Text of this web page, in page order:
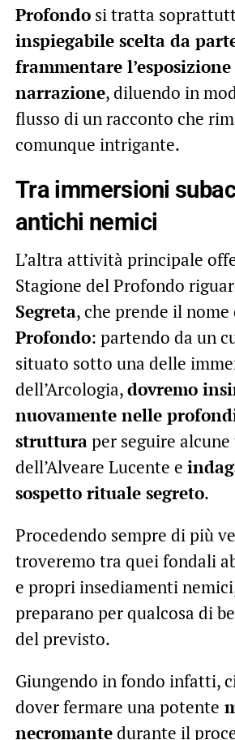
Profondosi tratta
inspiegabile scelta da
frammentare
narrazione, diluendo in
flusso di un racconto che
comunque intrigante.
Tra immersioni
antichi nemici
L’altra attività principale
Stagione del Profondo
Segreta, che prende il nome
Profondo: partendo da un
situato sotto una delle
dell’Arcologia,dovremo
nuovamente nelle
strutturaper seguire alcune
dell’Alveare Lucente e
sospetto rituale segreto.
Procedendo sempre di più
troveremo tra quei fondali
e propri insediamenti
preparano per qualcosa di
del previsto.
Giungendo in fondo infatti,
dover fermare una potente
necromantedurante il